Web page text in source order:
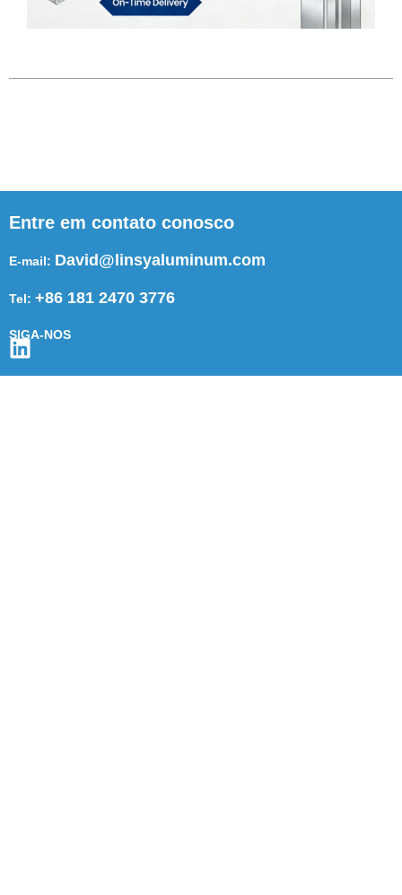
Entre em contato conosco
E-mail: David@linsyaluminum.com
Tel: +86 181 2470 3776
SIGA-NOS